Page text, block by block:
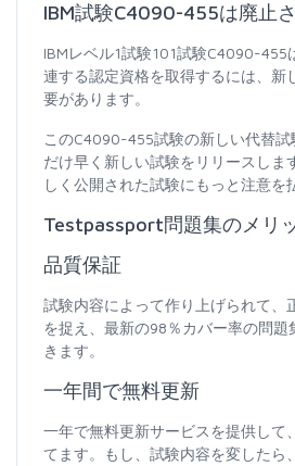
IBM試験C4090-455は廃止
IBMレベル1試験101試験C4090-455
連する認定資格を取得するには、新
要があります。
このC4090-455試験の新しい代替試
だけ早く新しい試験をリリースしま
しく公開された試験にもっと注意を
Testpassport問題集のメリ
品質保証
試験内容によって作り上げられて、
を捉え、最新の98％カバー率の問
きます。
一年間で無料更新
一年で無料更新サービスを提供して
てます。もし、試験内容を変したら